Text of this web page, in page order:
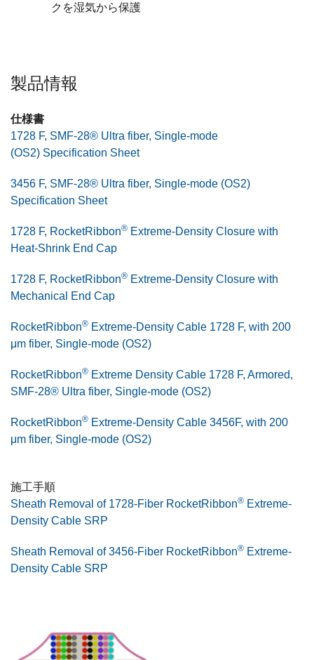
クを湿気から保護
製品情報
仕様書
1728 F, SMF-28® Ultra fiber, Single-mode
(OS2) Specification Sheet
3456 F, SMF-28® Ultra fiber, Single-mode (OS2)
Specification Sheet
1728 F, RocketRibbon® Extreme-Density Closure with
Heat-Shrink End Cap
1728 F, RocketRibbon® Extreme-Density Closure with
Mechanical End Cap
RocketRibbon® Extreme-Density Cable 1728 F, with 200
μm fiber, Single-mode (OS2)
RocketRibbon® Extreme Density Cable 1728 F, Armored,
SMF-28® Ultra fiber, Single-mode (OS2)
RocketRibbon® Extreme-Density Cable 3456F, with 200
μm fiber, Single-mode (OS2)
施工手順
Sheath Removal of 1728-Fiber RocketRibbon® Extreme-
Density Cable SRP
Sheath Removal of 3456-Fiber RocketRibbon® Extreme-
Density Cable SRP